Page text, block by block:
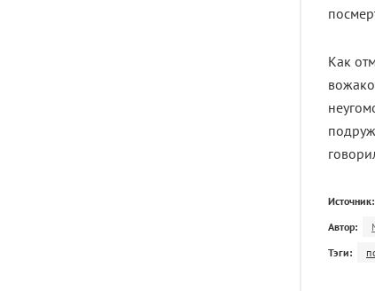
Как
Источник:
Автор:
Тэги: